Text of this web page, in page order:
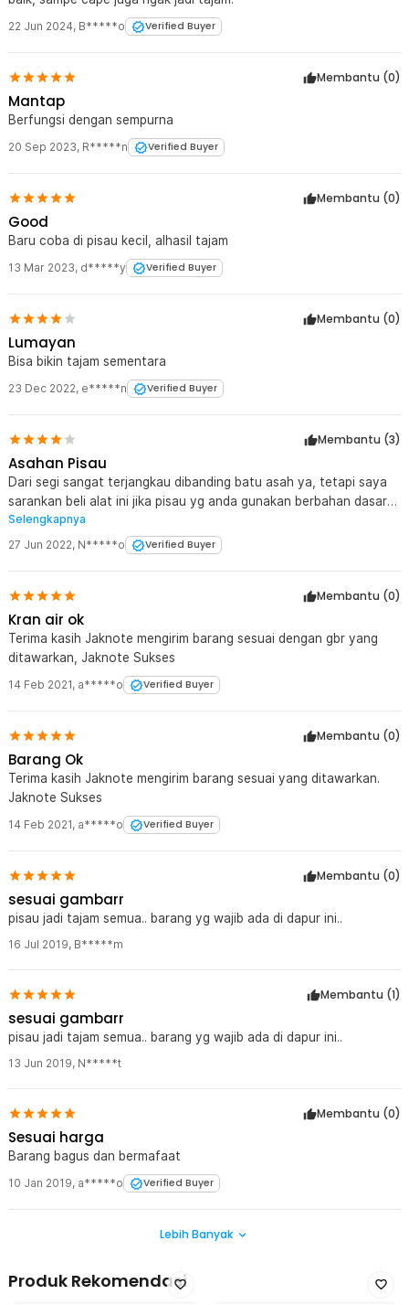
22 Jun 2024, B*****o Verified Buyer
Membantu (0)
Mantap
Berfungsi dengan sempurna
20 Sep 2023, R*****n Verified Buyer
Membantu (0)
Good
Baru coba di pisau kecil, alhasil tajam
13 Mar 2023, d*****y Verified Buyer
Membantu (0)
Lumayan
Bisa bikin tajam sementara
23 Dec 2022, e*****n Verified Buyer
Membantu (3)
Asahan Pisau
Dari segi sangat terjangkau dibanding batu asah ya, tetapi saya
sarankan beli alat ini jika pisau yg anda gunakan berbahan dasar
besi ya atau alias pisau² yang murah yg bisa berkarat. tidak
disarankan untuk mengasah pisau stainless steel karena ya
kurang efektif ketimbang yg berbahan dasar besi. Misalpun bisa
untuk pisau yg besi, jgn stainless ataupun pisau mahal sekalipun.
Selengkapnya
27 Jun 2022, N*****o Verified Buyer
Membantu (0)
Kran air ok
Terima kasih Jaknote mengirim barang sesuai dengan gbr yang
ditawarkan, Jaknote Sukses
14 Feb 2021, a*****o Verified Buyer
Membantu (0)
Barang Ok
Terima kasih Jaknote mengirim barang sesuai yang ditawarkan.
Jaknote Sukses
14 Feb 2021, a*****o Verified Buyer
Membantu (0)
sesuai gambarr
pisau jadi tajam semua.. barang yg wajib ada di dapur ini..
16 Jul 2019, B*****m
Membantu (1)
sesuai gambarr
pisau jadi tajam semua.. barang yg wajib ada di dapur ini..
13 Jun 2019, N*****t
Membantu (0)
Sesuai harga
Barang bagus dan bermafaat
10 Jan 2019, a*****o Verified Buyer
Lebih Banyak
Produk Rekomendasi